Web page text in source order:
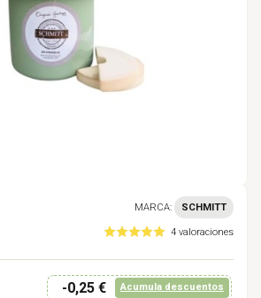
MARCA: SCHMITT
4 valoraciones
-0,25 € Acumula descuentos